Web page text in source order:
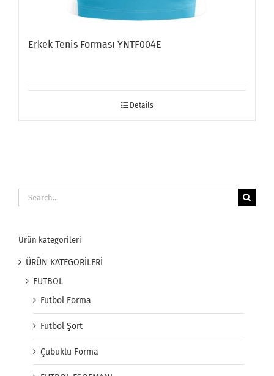
Erkek Tenis Forması YNTF004E
Details
Search
for:
Ürün kategorileri
ÜRÜN KATEGORİLERİ
FUTBOL
Futbol Forma
Futbol Şort
Çubuklu Forma